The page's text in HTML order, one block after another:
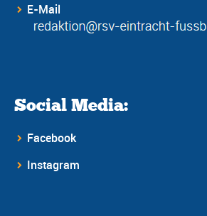
E-Mail
Social Media:
Facebook
Instagram